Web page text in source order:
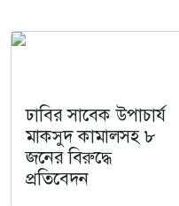
ঢাবির সাবেক উপাচার্য
মাকসুদ কামালসহ ৮
জনের বিরুদ্ধে
প্রতিবেদন